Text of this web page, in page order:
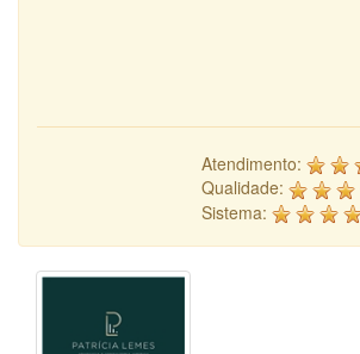
Atendimento:
Qualidade:
Sistema: